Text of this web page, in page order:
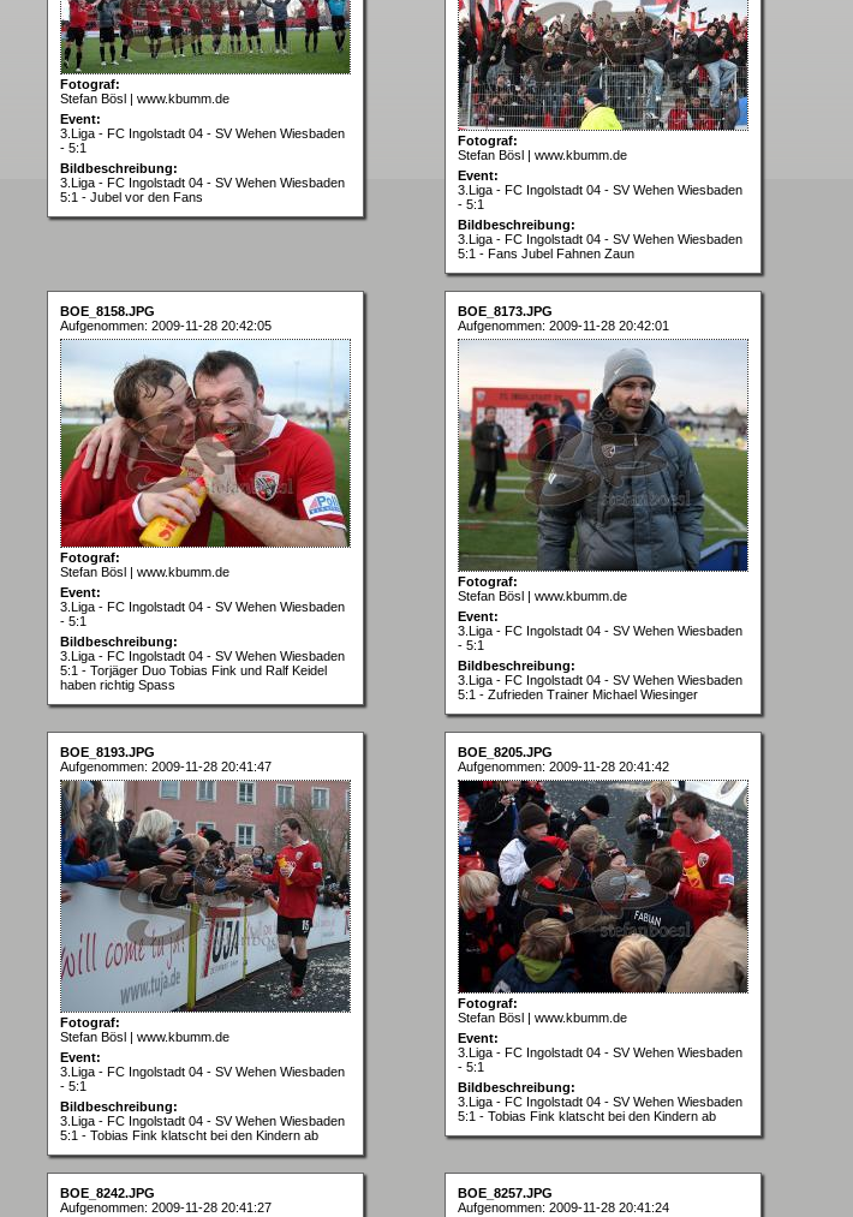
Fotograf:
Stefan Bösl | www.kbumm.de
Event:
3.Liga - FC Ingolstadt 04 - SV Wehen Wiesbaden
- 5:1
Bildbeschreibung:
3.Liga - FC Ingolstadt 04 - SV Wehen Wiesbaden
5:1 - Jubel vor den Fans
Fotograf:
Stefan Bösl | www.kbumm.de
Event:
3.Liga - FC Ingolstadt 04 - SV Wehen Wiesbaden
- 5:1
Bildbeschreibung:
3.Liga - FC Ingolstadt 04 - SV Wehen Wiesbaden
5:1 - Fans Jubel Fahnen Zaun
BOE_8158.JPG
Aufgenommen: 2009-11-28 20:42:05
Fotograf:
Stefan Bösl | www.kbumm.de
Event:
3.Liga - FC Ingolstadt 04 - SV Wehen Wiesbaden
- 5:1
Bildbeschreibung:
3.Liga - FC Ingolstadt 04 - SV Wehen Wiesbaden
5:1 - Torjäger Duo Tobias Fink und Ralf Keidel
haben richtig Spass
BOE_8173.JPG
Aufgenommen: 2009-11-28 20:42:01
Fotograf:
Stefan Bösl | www.kbumm.de
Event:
3.Liga - FC Ingolstadt 04 - SV Wehen Wiesbaden
- 5:1
Bildbeschreibung:
3.Liga - FC Ingolstadt 04 - SV Wehen Wiesbaden
5:1 - Zufrieden Trainer Michael Wiesinger
BOE_8193.JPG
Aufgenommen: 2009-11-28 20:41:47
Fotograf:
Stefan Bösl | www.kbumm.de
Event:
3.Liga - FC Ingolstadt 04 - SV Wehen Wiesbaden
- 5:1
Bildbeschreibung:
3.Liga - FC Ingolstadt 04 - SV Wehen Wiesbaden
5:1 - Tobias Fink klatscht bei den Kindern ab
BOE_8205.JPG
Aufgenommen: 2009-11-28 20:41:42
Fotograf:
Stefan Bösl | www.kbumm.de
Event:
3.Liga - FC Ingolstadt 04 - SV Wehen Wiesbaden
- 5:1
Bildbeschreibung:
3.Liga - FC Ingolstadt 04 - SV Wehen Wiesbaden
5:1 - Tobias Fink klatscht bei den Kindern ab
BOE_8242.JPG
Aufgenommen: 2009-11-28 20:41:27
BOE_8257.JPG
Aufgenommen: 2009-11-28 20:41:24